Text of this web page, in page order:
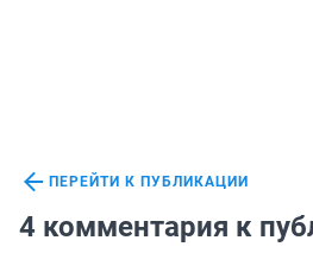
ПЕРЕЙТИ К ПУБЛИКАЦИИ
4 комментария к